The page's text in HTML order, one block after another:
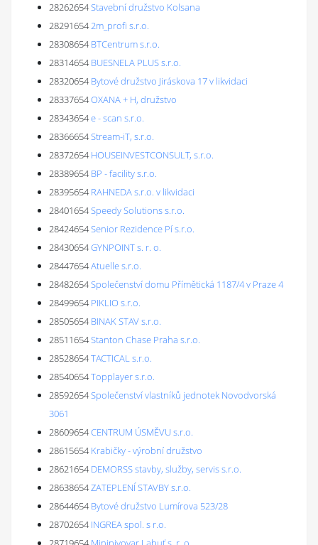
28262654Stavební družstvo Kolsana
282916542m_profi s.r.o.
28308654 BTCentrum s.r.o.
28314654 BUESNELA PLUS s.r.o.
28320654 Bytové družstvo Jiráskova 17 v likvidaci
28337654OXANA + H, družstvo
28343654e - scan s.r.o.
28366654Stream-iT, s.r.o.
28372654 HOUSEINVESTCONSULT, s.r.o.
28389654 BP - facility s.r.o.
28395654 RAHNEDA s.r.o. v likvidaci
28401654Speedy Solutions s.r.o.
28424654Senior Rezidence Pí s.r.o.
28430654GYNPOINT s. r. o.
28447654Atuelle s.r.o.
28482654Společenství domu Přímětická 1187/4 v Praze 4
28499654 PIKLIO s.r.o.
28505654 BINAK STAV s.r.o.
28511654Stanton Chase Praha s.r.o.
28528654TACTICAL s.r.o.
28540654Topplayer s.r.o.
28592654Společenství vlastníků jednotek Novodvorská
3061
28609654CENTRUM ÚSMĚVU s.r.o.
28615654 Krabičky - výrobní družstvo
28621654 DEMORSS stavby, služby, servis s.r.o.
28638654ZATEPLENÍ STAVBY s.r.o.
28644654 Bytové družstvo Lumírova 523/28
28702654 INGREA spol. s r.o.